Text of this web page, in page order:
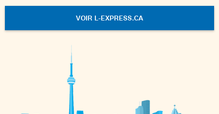
VOIR L-EXPRESS.CA